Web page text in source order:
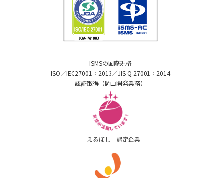
ISMSの国際規格
ISO／IEC27001：2013／JIS Q 27001：2014
認証取得（岡山開発業務）
「えるぼし」認定企業